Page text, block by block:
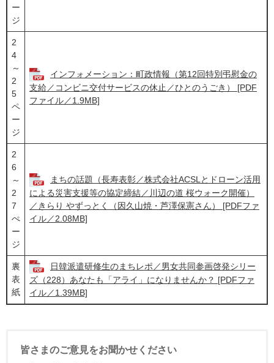
ー
ジ
2
4
～
2
5
ペ
ー
ジ
インフォメーション：町政情報（第12回特別弔慰金の
支給／コンビニ交付サービスの休止／ひとのうごき） [PDF
ファイル／1.9MB]
2
6
～
2
7
ぺ
ー
ジ
まちの話題（長寿表彰／株式会社ACSLとドローン活用
による災害支援等の協定締結／川辺の道 桜ウォーク開催）
／きらり やずっとく（因久山焼・芦澤保憲さん） [PDFファ
イル／2.08MB]
裏
表
紙
日韓派遣研修生のまちレポ／男女共同参画啓発シリー
ズ（228）あなたも「アライ」になりませんか？ [PDFファ
イル／1.39MB]
皆さまのご意見をお聞かせください